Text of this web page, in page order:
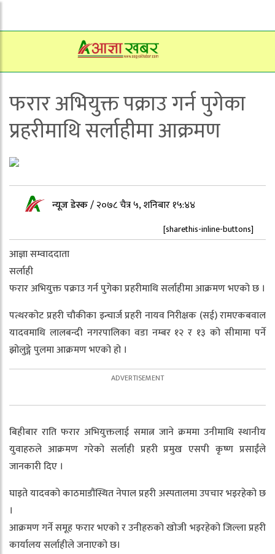
फरार अभियुक्त पक्राउ गर्न पुगेका
प्रहरीमाथि सर्लाहीमा आक्रमण
न्यूज डेस्क/२०७८ चैत्र ५, शनिबार १५:४४
[sharethis-inline-buttons]
आज्ञा सम्वाददाता
सर्लाही
फरार अभियुक्त पक्राउ गर्न पुगेका प्रहरीमाथि सर्लाहीमा आक्रमण भएको छ ।
पत्थरकोट प्रहरी चौकीका इन्चार्ज प्रहरी नायव निरीक्षक (सई) रामएकबवाल
यादवमाथि लालबन्दी नगरपालिका वडा नम्बर १२ र १३ को सीमामा पर्ने
झोलुङ्गे पुलमा आक्रमण भएको हो ।
बिहीबार राति फरार अभियुक्तलाई समात्न जाने क्रममा उनीमाथि स्थानीय
युवाहरुले आक्रमण गरेको सर्लाही प्रहरी प्रमुख एसपी कृष्ण प्रसाईंले
जानकारी दिए ।
घाइते यादवको काठमाडौंस्थित नेपाल प्रहरी अस्पतालमा उपचार भइरहेको छ
।
आक्रमण गर्ने समूह फरार भएको र उनीहरुको खोजी भइरहेको जिल्ला प्रहरी
कार्यालय सर्लाहीले जनाएको छ।